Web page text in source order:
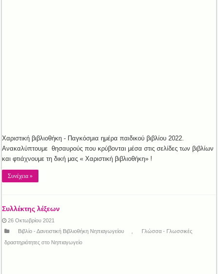
Χαριστική βιβλιοθήκη - Παγκόσμια ημέρα παιδικού βιβλίου 2022.
Ανακαλύπτουμε θησαυρούς που κρύβονται μέσα στις σελίδες των βιβλίων
και φτιάχνουμε τη δική μας « Χαριστική βιβλιοθήκη» !
Συνέχεια »
Συλλέκτης λέξεων
26 Οκτωβρίου 2021
Βιβλίο - Δανειστική Βιβλιοθήκη Νηπιαγωγείου
,
Γλώσσα - Γλωσσικές
δραστηριότητες στο Νηπιαγωγείο